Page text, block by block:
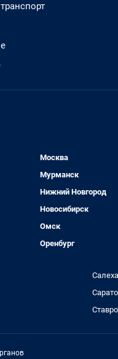
Москва
Мурманск
Нижний Новгород
Новосибирск
Омск
Оренбург